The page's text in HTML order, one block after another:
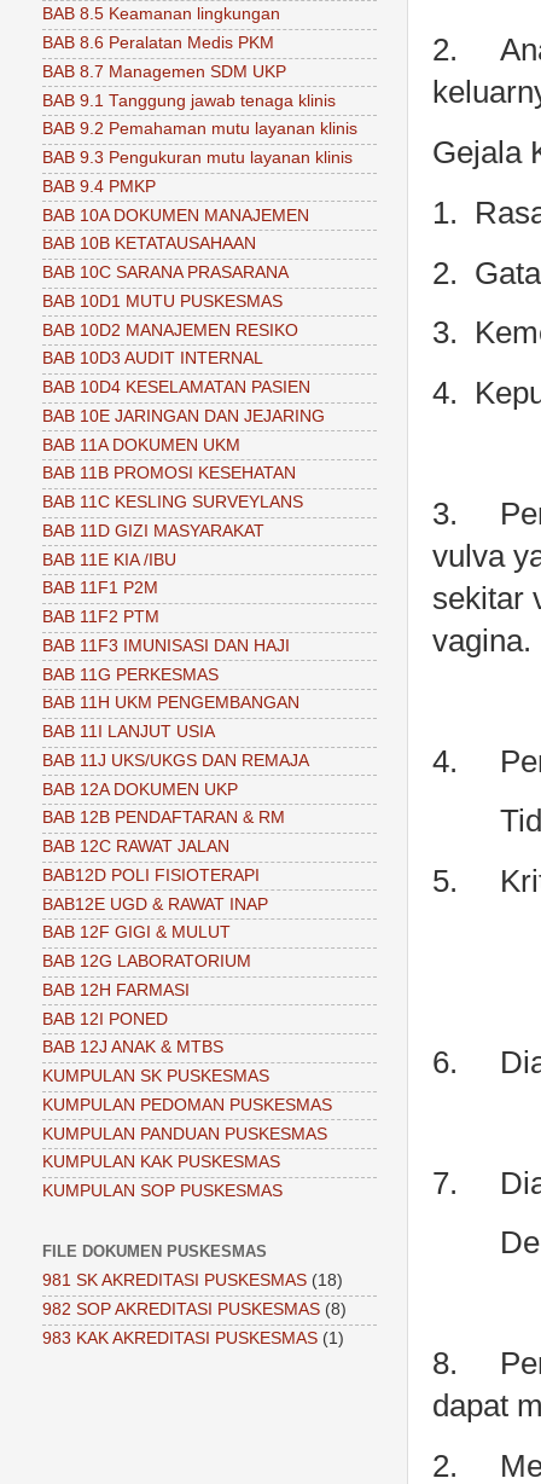
2.
Gejala
1.
2.
3.
4.
3.
vulva
sekitar
vagina.
4.
5.
6.
7.
8.
dapat
2.
BAB 8.5 Keamanan lingkungan
BAB 8.6 Peralatan Medis PKM
BAB 8.7 Managemen SDM UKP
BAB 9.1 Tanggung jawab tenaga klinis
BAB 9.2 Pemahaman mutu layanan klinis
BAB 9.3 Pengukuran mutu layanan klinis
BAB 9.4 PMKP
BAB 10A DOKUMEN MANAJEMEN
BAB 10B KETATAUSAHAAN
BAB 10C SARANA PRASARANA
BAB 10D1 MUTU PUSKESMAS
BAB 10D2 MANAJEMEN RESIKO
BAB 10D3 AUDIT INTERNAL
BAB 10D4 KESELAMATAN PASIEN
BAB 10E JARINGAN DAN JEJARING
BAB 11A DOKUMEN UKM
BAB 11B PROMOSI KESEHATAN
BAB 11C KESLING SURVEYLANS
BAB 11D GIZI MASYARAKAT
BAB 11E KIA /IBU
BAB 11F1 P2M
BAB 11F2 PTM
BAB 11F3 IMUNISASI DAN HAJI
BAB 11G PERKESMAS
BAB 11H UKM PENGEMBANGAN
BAB 11I LANJUT USIA
BAB 11J UKS/UKGS DAN REMAJA
BAB 12A DOKUMEN UKP
BAB 12B PENDAFTARAN & RM
BAB 12C RAWAT JALAN
BAB12D POLI FISIOTERAPI
BAB12E UGD & RAWAT INAP
BAB 12F GIGI & MULUT
BAB 12G LABORATORIUM
BAB 12H FARMASI
BAB 12I PONED
BAB 12J ANAK & MTBS
KUMPULAN SK PUSKESMAS
KUMPULAN PEDOMAN PUSKESMAS
KUMPULAN PANDUAN PUSKESMAS
KUMPULAN KAK PUSKESMAS
KUMPULAN SOP PUSKESMAS
FILE DOKUMEN PUSKESMAS
981 SK AKREDITASI PUSKESMAS (18)
982 SOP AKREDITASI PUSKESMAS (8)
983 KAK AKREDITASI PUSKESMAS (1)